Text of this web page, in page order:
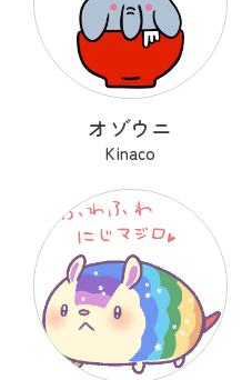
オゾウニ
Kinaco